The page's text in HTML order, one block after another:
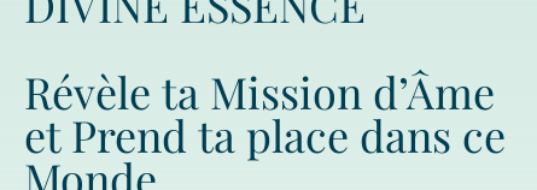
Révèle ta Mission d’Âme
et Prend ta place dans ce
Monde